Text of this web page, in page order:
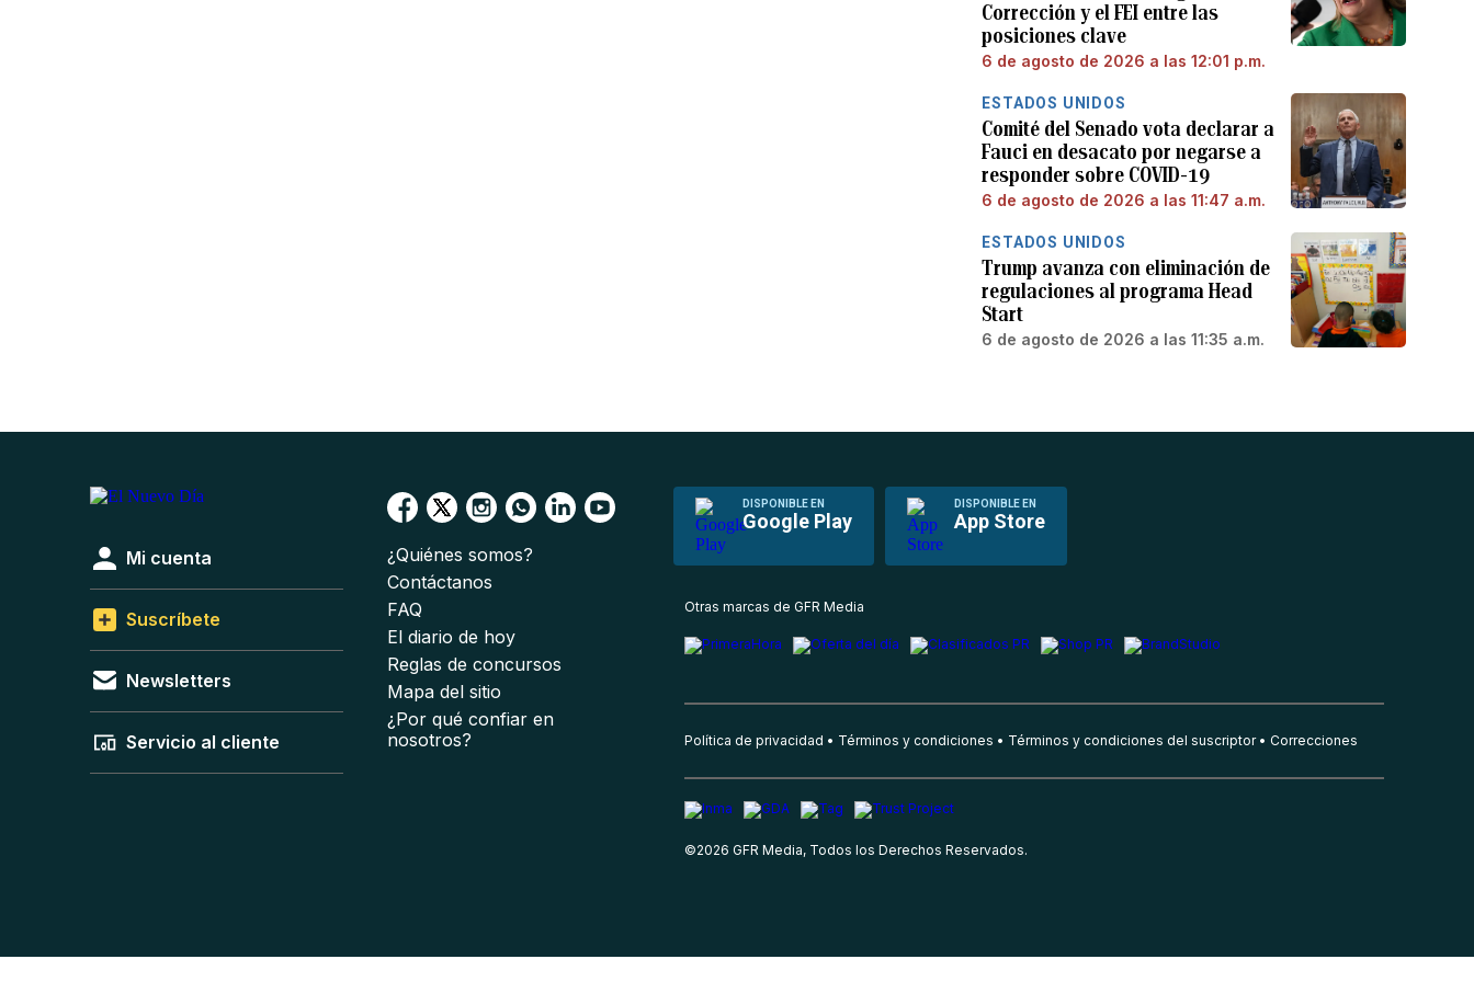
Corrección y el FEI entre las
posiciones clave
6 de agosto de 2026 a las 12:01 p.m.
ESTADOS UNIDOS
Comité del Senado vota declarar a
Fauci en desacato por negarse a
responder sobre COVID-19
6 de agosto de 2026 a las 11:47 a.m.
ESTADOS UNIDOS
Trump avanza con eliminación de
regulaciones al programa Head
Start
6 de agosto de 2026 a las 11:35 a.m.
DISPONIBLE EN
Google Play
DISPONIBLE EN
App Store
Mi cuenta
Suscríbete
Newsletters
Servicio al cliente
¿Quiénes somos?
Contáctanos
FAQ
El diario de hoy
Reglas de concursos
Mapa del sitio
¿Por qué confiar en
nosotros?
Otras marcas de GFR Media
Política de privacidad Términos y condiciones Términos y condiciones del suscriptor Correcciones
©2026 GFR Media, Todos los Derechos Reservados.